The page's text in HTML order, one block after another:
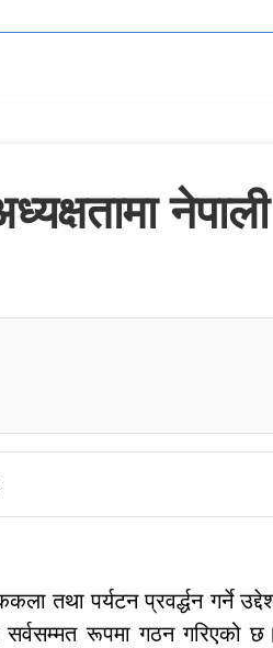
तथा पर्यटन प्रवर्द्धन गर्ने
रूपमा गठन गरिएको